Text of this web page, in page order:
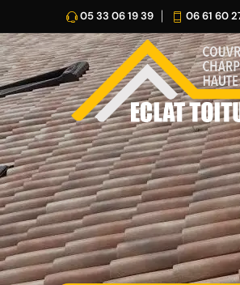
05 33 06 19 39 06 61 60